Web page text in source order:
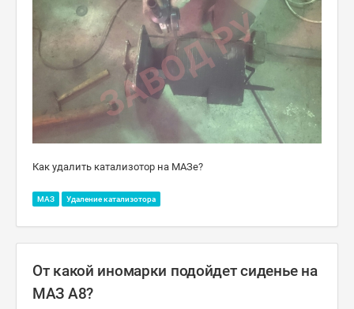
Как удалить катализотор на МАЗе?
МАЗ Удаление катализотора
От какой иномарки подойдет сиденье на
МАЗ А8?